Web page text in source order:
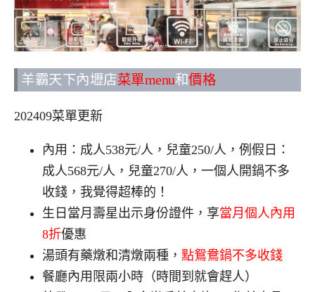
羊霸天下內壢店菜單menu和價格
202409菜單更新
內用：成人538元/人，兒童250/人，例假日：
成人568元/人，兒童270/人，一個人開鍋不多
收錢，我覺得超棒的！
生日當月壽星出示身份證件，享當月個人內用
8折優惠
湯頭有藥燉和清燉兩種， 點鴛鴦鍋不多收錢
餐廳內用限兩小時（時間到就會趕人）